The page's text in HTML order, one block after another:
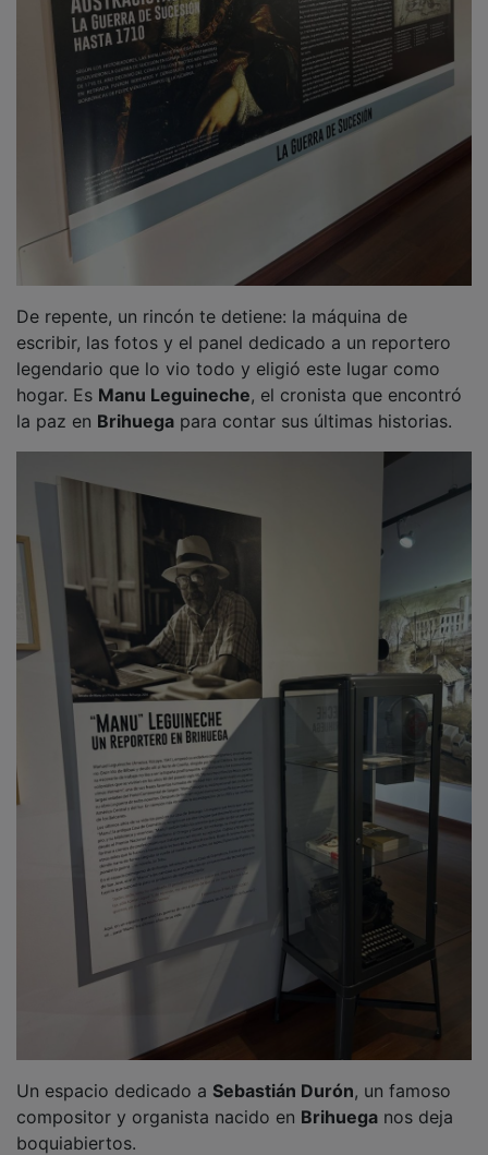
De repente, un rincón te detiene: la máquina de
escribir, las fotos y el panel dedicado a un reportero
legendario que lo vio todo y eligió este lugar como
hogar. Es Manu Leguineche, el cronista que encontró
la paz en Brihuega para contar sus últimas historias.
Un espacio dedicado a Sebastián Durón, un famoso
compositor y organista nacido en Brihuega nos deja
boquiabiertos.